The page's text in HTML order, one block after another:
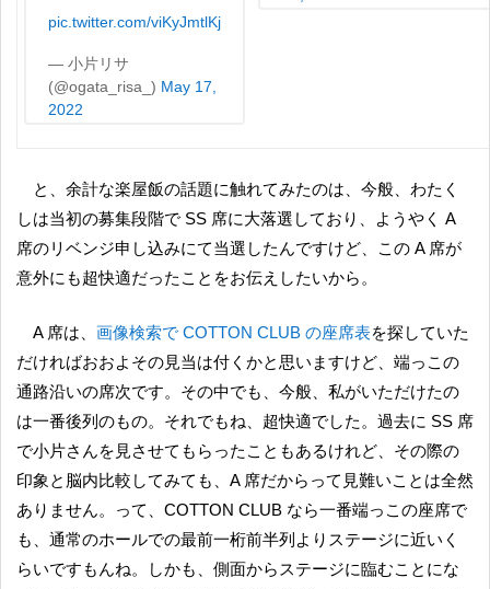
pic.twitter.com/viKyJmtlKj
— 小片リサ
(@ogata_risa_) May 17,
2022
と、余計な楽屋飯の話題に触れてみたのは、今般、わたく
しは当初の募集段階で SS 席に大落選しており、ようやく A
席のリベンジ申し込みにて当選したんですけど、この A 席が
意外にも超快適だったことをお伝えしたいから。
A 席は、画像検索で COTTON CLUB の座席表を探していた
だければおおよその見当は付くかと思いますけど、端っこの
通路沿いの席次です。その中でも、今般、私がいただけたの
は一番後列のもの。それでもね、超快適でした。過去に SS 席
で小片さんを見させてもらったこともあるけれど、その際の
印象と脳内比較してみても、A 席だからって見難いことは全然
ありません。って、COTTON CLUB なら一番端っこの座席で
も、通常のホールでの最前一桁前半列よりステージに近いく
らいですもんね。しかも、側面からステージに臨むことにな